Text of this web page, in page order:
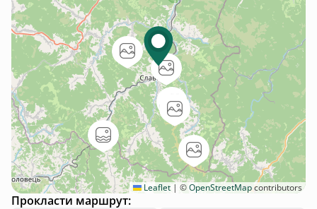
Leaflet | ©OpenStreetMapcontributors
Прокласти маршрут: